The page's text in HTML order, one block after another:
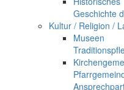
Geschichte
Kultur / Religion /
Museen